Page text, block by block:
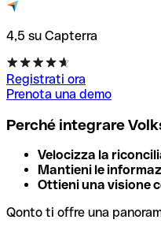
4,5 su Capterra
Registrati ora
Prenota una demo
Perché integrare
Velocizza la
Mantieni le
Ottieni una visione
Qonto ti offre una